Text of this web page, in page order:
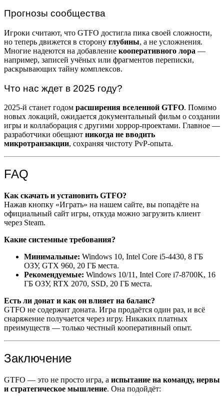
Прогнозы сообщества
Игроки считают, что GTFO достигла пика своей сложности,
но теперь движется в сторону глубины, а не усложнения.
Многие надеются на добавление кооперативного лора —
например, записей учёных или фрагментов переписки,
раскрывающих тайну комплексов.
Что нас ждет в 2025 году?
2025-й станет годом расширения вселенной GTFO. Помимо
новых локаций, ожидается документальный фильм о создании
игры и коллаборация с другими хоррор-проектами. Главное —
разработчики обещают никогда не вводить
микротранзакции, сохраняя чистоту PvP-опыта.
FAQ
Как скачать и установить GTFO?
Нажав кнопку «Играть» на нашем сайте, вы попадёте на
официальный сайт игры, откуда можно загрузить клиент
через Steam.
Какие системные требования?
Минимальные: Windows 10, Intel Core i5-4430, 8 ГБ
ОЗУ, GTX 960, 20 ГБ места.
Рекомендуемые: Windows 10/11, Intel Core i7-8700K, 16
ГБ ОЗУ, RTX 2070, SSD, 20 ГБ места.
Есть ли донат и как он влияет на баланс?
GTFO не содержит доната. Игра продаётся один раз, и всё
снаряжение получается через игру. Никаких платных
преимуществ — только честный кооперативный опыт.
Заключение
GTFO — это не просто игра, а испытание на команду, нервы
и стратегическое мышление. Она подойдёт: